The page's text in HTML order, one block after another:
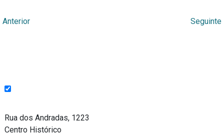
Anterior Seguinte
Rua dos Andradas, 1223
Centro Histórico